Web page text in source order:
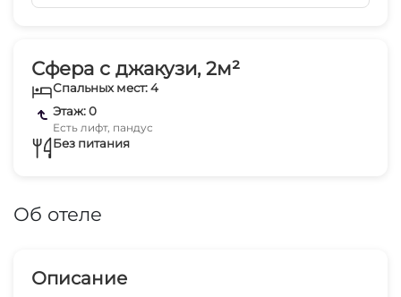
Сфера с джакузи, 2м²
Спальных мест: 4
Этаж: 0
Есть лифт, пандус
Без питания
Об отеле
Описание